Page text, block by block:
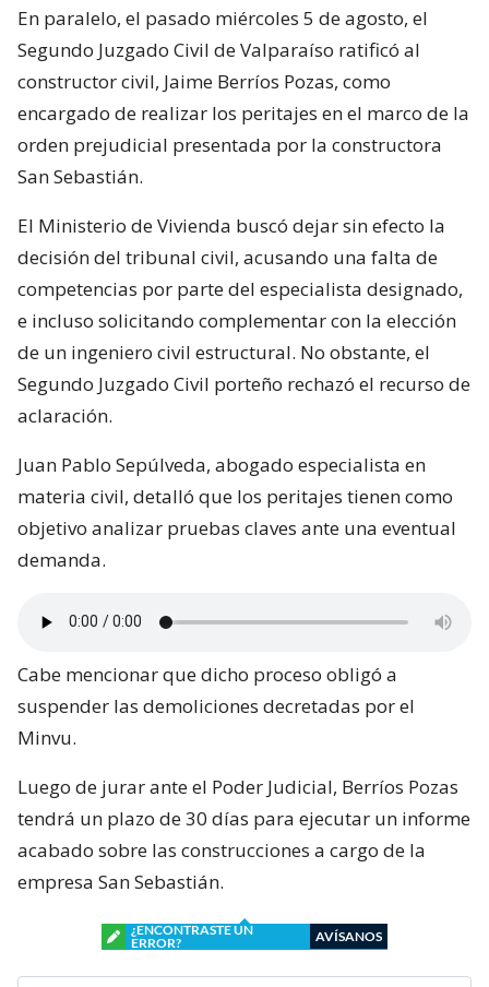
En paralelo, el pasado miércoles 5 de agosto, el
Segundo Juzgado Civil de Valparaíso ratificó al
constructor civil, Jaime Berríos Pozas, como
encargado de realizar los peritajes en el marco de la
orden prejudicial presentada por la constructora
San Sebastián.
El Ministerio de Vivienda buscó dejar sin efecto la
decisión del tribunal civil, acusando una falta de
competencias por parte del especialista designado,
e incluso solicitando complementar con la elección
de un ingeniero civil estructural. No obstante, el
Segundo Juzgado Civil porteño rechazó el recurso de
aclaración.
Juan Pablo Sepúlveda, abogado especialista en
materia civil, detalló que los peritajes tienen como
objetivo analizar pruebas claves ante una eventual
demanda.
Cabe mencionar que dicho proceso obligó a
suspender las demoliciones decretadas por el
Minvu.
Luego de jurar ante el Poder Judicial, Berríos Pozas
tendrá un plazo de 30 días para ejecutar un informe
acabado sobre las construcciones a cargo de la
empresa San Sebastián.
¿ENCONTRASTE UN
ERROR?
AVÍSANOS